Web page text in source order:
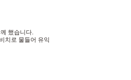
했습니다.
치로 물들어 유익